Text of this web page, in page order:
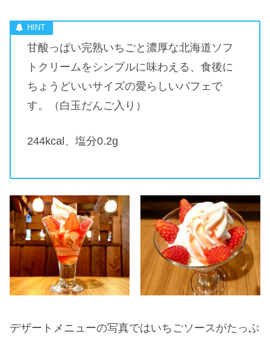
甘酸っぱい完熟いちごと濃厚な北海道ソフ
トクリームをシンプルに味わえる、食後に
ちょうどいいサイズの愛らしいパフェで
す。（白玉だんご入り）
244kcal、塩分0.2g
デザートメニューの写真ではいちごソースがたっぷ